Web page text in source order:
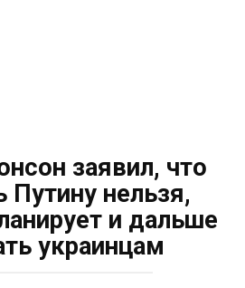
заявил, что
Путину нельзя,
и дальше
украинцам